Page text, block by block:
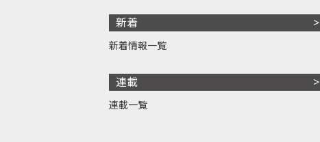
新着
新着情報一覧
連載
連載一覧